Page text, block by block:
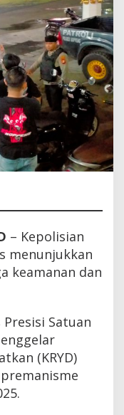
– Kepolisian
menunjukkan
keamanan dan
Satuan
(KRYD)